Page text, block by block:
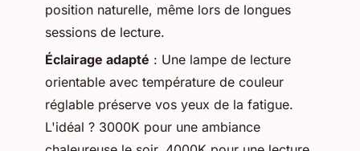
position naturelle, même lors de longues
sessions de lecture.
Éclairage adapté : Une lampe de lecture
orientable avec température de couleur
réglable préserve vos yeux de la fatigue.
L'idéal ? 3000K pour une ambiance